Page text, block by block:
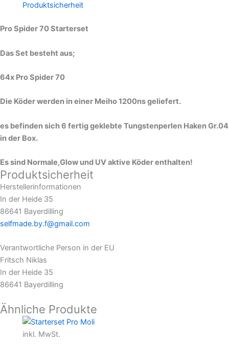
Produktsicherheit
Pro Spider 70 Starterset
Das Set besteht aus;
64x Pro Spider 70
Die Köder werden in einer Meiho 1200ns geliefert.
es befinden sich 6 fertig geklebte Tungstenperlen Haken Gr.04
in der Box.
Es sind Normale,Glow und UV aktive Köder enthalten!
Produktsicherheit
Herstellerinformationen
In der Heide 35
86641 Bayerdilling
selfmade.by.f@gmail.com
Verantwortliche Person in der EU
Fritsch Niklas
In der Heide 35
86641 Bayerdilling
Ähnliche Produkte
inkl. MwSt.